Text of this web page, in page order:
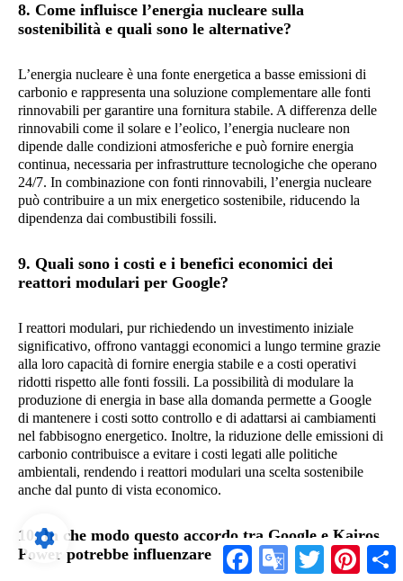
8. Come influisce l’energia nucleare sulla
sostenibilità e quali sono le alternative?
L’energia nucleare è una fonte energetica a basse emissioni di
carbonio e rappresenta una soluzione complementare alle fonti
rinnovabili per garantire una fornitura stabile. A differenza delle
rinnovabili come il solare e l’eolico, l’energia nucleare non
dipende dalle condizioni atmosferiche e può fornire energia
continua, necessaria per infrastrutture tecnologiche che operano
24/7. In combinazione con fonti rinnovabili, l’energia nucleare
può contribuire a un mix energetico sostenibile, riducendo la
dipendenza dai combustibili fossili.
9. Quali sono i costi e i benefici economici dei
reattori modulari per Google?
I reattori modulari, pur richiedendo un investimento iniziale
significativo, offrono vantaggi economici a lungo termine grazie
alla loro capacità di fornire energia stabile e a costi operativi
ridotti rispetto alle fonti fossili. La possibilità di modulare la
produzione di energia in base alla domanda permette a Google
di mantenere i costi sotto controllo e di adattarsi ai cambiamenti
nel fabbisogno energetico. Inoltre, la riduzione delle emissioni di
carbonio contribuisce a evitare i costi legati alle politiche
ambientali, rendendo i reattori modulari una scelta sostenibile
anche dal punto di vista economico.
10. In che modo questo accordo tra Google e Kairos
Power potrebbe influenzare l’industria energetica?
FacebookGoogle
Translate
Twitter